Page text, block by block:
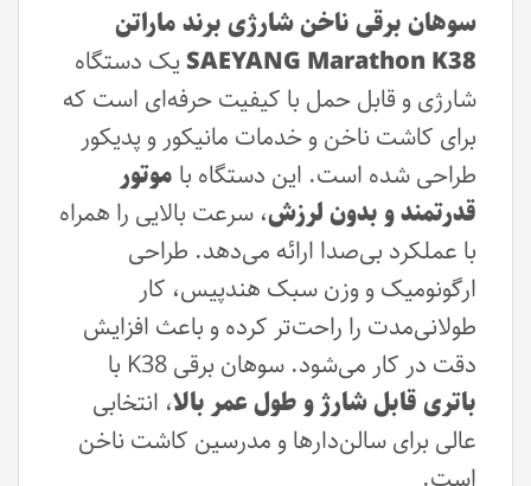
سوهان برقی ناخن شارژی برند ماراتن
SAEYANG Marathon K38 یک دستگاه
شارژی و قابل حمل با کیفیت حرفه‌ای است که
برای کاشت ناخن و خدمات مانیکور و پدیکور
طراحی شده است. این دستگاه با موتور
قدرتمند و بدون لرزش، سرعت بالایی را همراه
با عملکرد بی‌صدا ارائه می‌دهد. طراحی
ارگونومیک و وزن سبک هندپیس، کار
طولانی‌مدت را راحت‌تر کرده و باعث افزایش
دقت در کار می‌شود. سوهان برقی K38 با
باتری قابل شارژ و طول عمر بالا، انتخابی
عالی برای سالن‌دارها و مدرسین کاشت ناخن